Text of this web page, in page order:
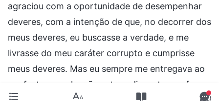
agraciou com a oportunidade de desempenhar
deveres, com a intenção de que, no decorrer dos
meus deveres, eu buscasse a verdade, e me
livrasse do meu caráter corrupto e cumprisse
meus deveres. Mas eu sempre me entregava ao
conforto carnal e não estava disposto a sofrer
nem a pagar um preço para cumprir os deveres.